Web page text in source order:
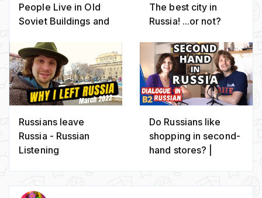
People Live in Old
Soviet Buildings and
(Khrushchyovka)
The best city in
Russia! ...or not?
Russians leave
Russia - Russian
Listening
Do Russians like
shopping in second-
hand stores? |